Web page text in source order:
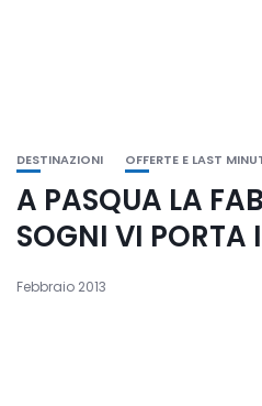
DESTINAZIONI OFFERTE E LAST
A PASQUA LA
SOGNI VI PORTA
Febbraio 2013